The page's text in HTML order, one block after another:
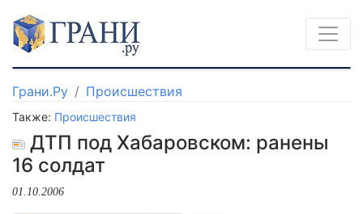
Грани.Ру Происшествия
Также: Происшествия
ДТП под Хабаровском: ранены
16 солдат
01.10.2006